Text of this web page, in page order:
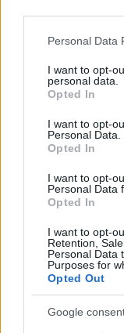
Please note that
not limited to your
grant or deny
use your data for
consent section.
Personal Data
I want to opt-
personal data.
Opted In
I want to opt-
Personal Data.
Opted In
I want to opt-
Personal Data
Opted In
I want to opt-
Retention,
Personal Data
Purposes for
Opted Out
Google
Népszerű